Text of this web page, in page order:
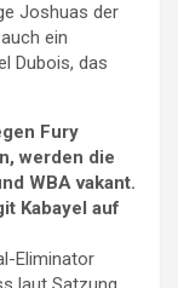
Joshuas der
ein
Dubois, das
Fury
werden die
WBA vakant.
Kabayel auf
Eliminator